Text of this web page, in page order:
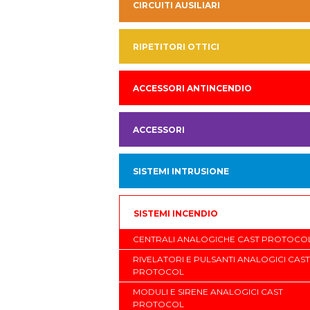
CIRCUITI AUSILIARI
RIPETITORI OTTICI
ACCESSORI ANTINCENDIO
ACCESSORI
SISTEMI INTRUSIONE
SISTEMI INCENDIO
CENTRALI ANALOGICHE CAST
RIVELATORI E PULSANTI ANALOGICI CAST
PROTOCOL
MODULI E SIRENE ANALOGICI CAST
PROTOCOL